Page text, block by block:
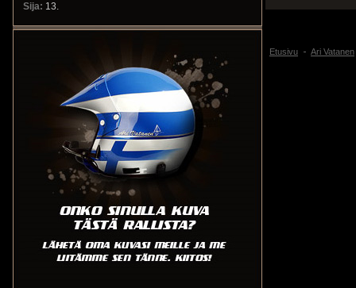
Sija: 13.
Etusivu Ari Vatanen